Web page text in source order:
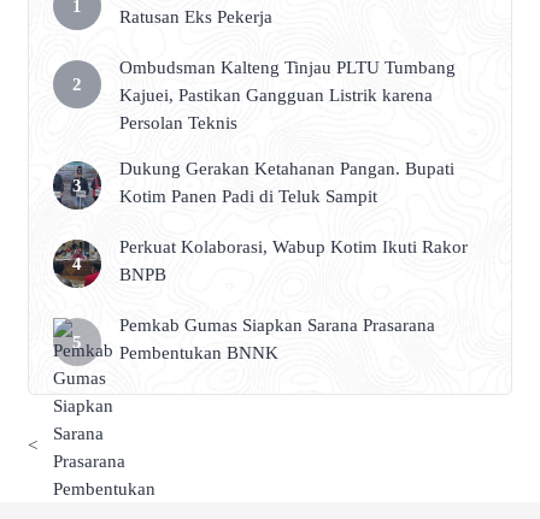
Ratusan Eks Pekerja
Ombudsman Kalteng Tinjau PLTU Tumbang
Kajuei, Pastikan Gangguan Listrik karena
Persolan Teknis
Dukung Gerakan Ketahanan Pangan. Bupati
Kotim Panen Padi di Teluk Sampit
Perkuat Kolaborasi, Wabup Kotim Ikuti Rakor
BNPB
Pemkab Gumas Siapkan Sarana Prasarana
Pembentukan BNNK
<